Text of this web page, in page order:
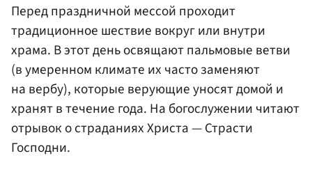
Перед праздничной мессой проходит
традиционное шествие вокруг или внутри
храма. В этот день освящают пальмовые ветви
(в умеренном климате их часто заменяют
на вербу), которые верующие уносят домой и
хранят в течение года. На богослужении читают
отрывок о страданиях Христа — Страсти
Господни.